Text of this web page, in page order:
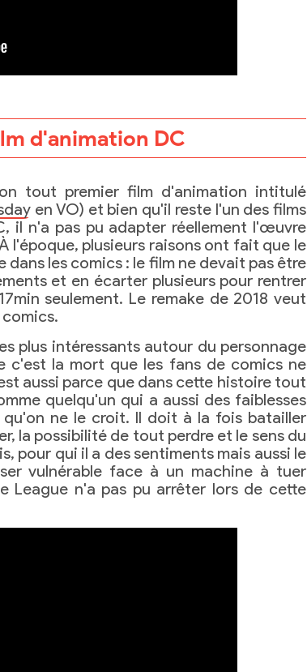
d'animation DC
tout premier film d'animation intitulé
en VO) et bien qu'il reste l'un des films
il n'a pas pu adapter réellement l'œuvre
l'époque, plusieurs raisons ont fait que le
les comics : le film ne devait pas être
et en écarter plusieurs pour rentrer
seulement. Le remake de 2018 veut
plus intéressants autour du personnage
c'est la mort que les fans de comics ne
aussi parce que dans cette histoire tout
quelqu'un qui a aussi des faiblesses
qu'on ne le croit. Il doit à la fois batailler
la possibilité de tout perdre et le sens du
pour qui il a des sentiments mais aussi le
vulnérable face à un machine à tuer
League n'a pas pu arrêter lors de cette